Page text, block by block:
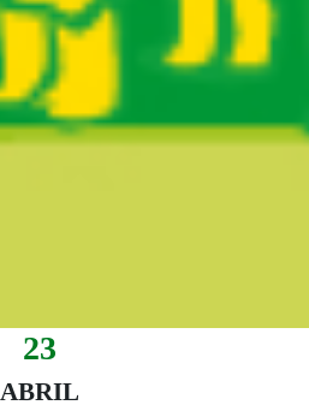
Fecha del evento
23
ABRIL
23 abril